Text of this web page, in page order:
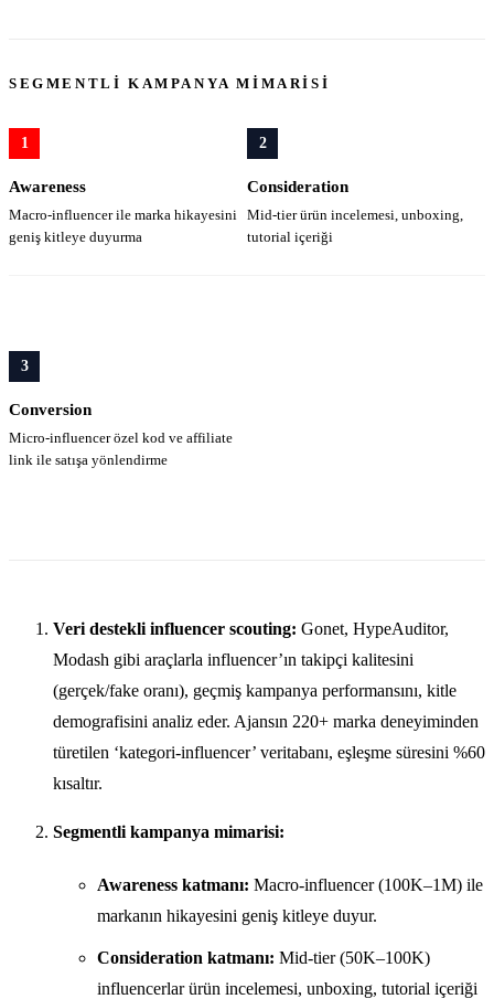
SEGMENTLİ KAMPANYA MİMARİSİ
1
Awareness
Macro-influencer ile marka hikayesini
geniş kitleye duyurma
2
Consideration
Mid-tier ürün incelemesi, unboxing,
tutorial içeriği
3
Conversion
Micro-influencer özel kod ve affiliate
link ile satışa yönlendirme
Veri destekli influencer scouting: Gonet, HypeAuditor,
Modash gibi araçlarla influencer’ın takipçi kalitesini
(gerçek/fake oranı), geçmiş kampanya performansını, kitle
demografisini analiz eder. Ajansın 220+ marka deneyiminden
türetilen ‘kategori-influencer’ veritabanı, eşleşme süresini %60
kısaltır.
Segmentli kampanya mimarisi:
Awareness katmanı: Macro-influencer (100K–1M) ile
markanın hikayesini geniş kitleye duyur.
Consideration katmanı: Mid-tier (50K–100K)
influencerlar ürün incelemesi, unboxing, tutorial içeriği